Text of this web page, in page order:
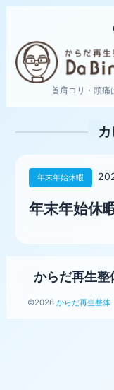
首肩コリ・頭痛
年末年始休暇
年末年始休
からだ再生
©2026 からだ再生整